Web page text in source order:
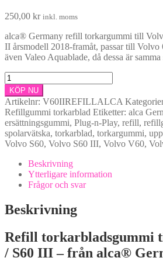
250,00 kr inkl. moms
alca® Germany refill torkargummi till
II årsmodell 2018-framåt, passar till
även Valeo Aquablade, då dessa är
Volvo
V60
II
/
S60
III
Torkargummi
Refillgummi
(alca
Germany)
KÖP NU
Artikelnr: V60IIREFILLALCA
Refillgummi torkarblad Etiketter: alca
ersättningsgummi, Plug-n-Play, refill,
spolarvätska, torkarblad, torkargummi,
Volvo S60, Volvo S60 III, Volvo V60,
Beskrivning
Ytterligare information
Frågor och svar
Beskrivning
Refill torkarbladsgummi
/ S60 III – från alca®